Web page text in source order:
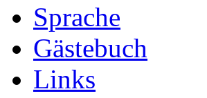
Sprache
Gästebuch
Links